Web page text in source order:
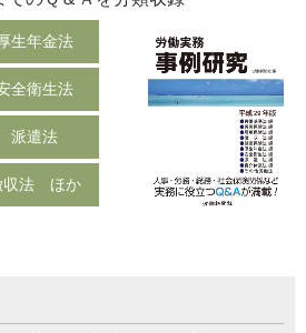
生年金法
全衛生法
派遣法
収法 ほか